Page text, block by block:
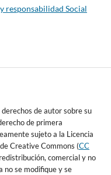
responsabilidad Social
de autor sobre su
de primera
sujeto a la Licencia
de Creative Commons (CC
comercial y no
no se modifique y se